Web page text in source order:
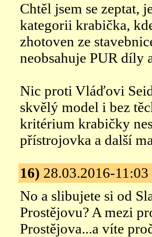
Chtěl jsem se zeptat,
kategorii krabička,
zhotoven ze
neobsahuje PUR díly
Nic proti Vláďovi
skvělý model i bez
kritérium krabičky
přístrojovka a další
16) 28.03.2016-
No a slibujete si od
Prostějovu? A mezi
Prostějova...a víte